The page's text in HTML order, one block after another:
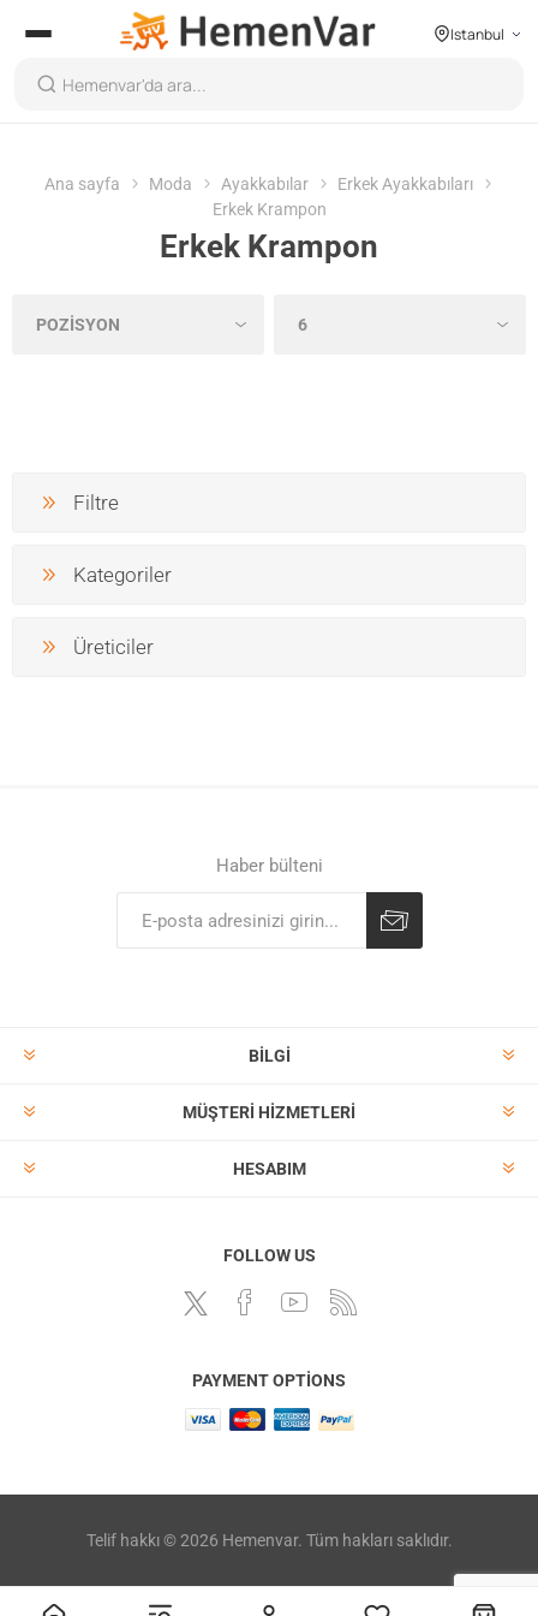
Istanbul
Ana sayfa Moda Ayakkabılar
Erkek Ayakkabıları
Erkek Krampon
Erkek Krampon
Filtre
Kategoriler
Üreticiler
Haber bülteni
BILGI
MÜŞTERI HIZMETLERI
HESABIM
FOLLOW US
PAYMENT OPTIONS
Telif hakkı © 2026 Hemenvar. Tüm hakları saklıdır.